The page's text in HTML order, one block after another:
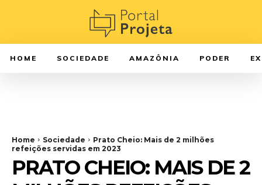
HOME SOCIEDADE AMAZÔNIA PODER
Home Sociedade
Prato Cheio: Mais de 2 milhões
refeições servidas em 2023
PRATO CHEIO: MAIS DE 2